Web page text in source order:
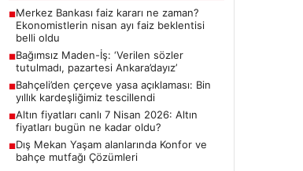
■Merkez Bankası faiz kararı ne zaman?
Ekonomistlerin nisan ayı faiz beklentisi
belli oldu
■Bağımsız Maden-İş: ‘Verilen sözler
tutulmadı, pazartesi Ankara’dayız’
■Bahçeli’den çerçeve yasa açıklaması: Bin
yıllık kardeşliğimiz tescillendi
■Altın fiyatları canlı 7 Nisan 2026: Altın
fiyatları bugün ne kadar oldu?
■Dış Mekan Yaşam alanlarında Konfor ve
bahçe mutfağı Çözümleri